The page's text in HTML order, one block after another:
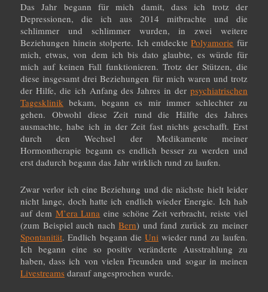
Das Jahr begann für mich damit, dass ich trotz der
Depressionen, die ich aus 2014 mitbrachte und die
schlimmer und schlimmer wurden, in zwei weitere
Beziehungen hinein stolperte. Ich entdecktePolyamorie für
mich, etwas, von dem ich bis dato glaubte, es würde für
mich auf keinen Fall funktionieren. Trotz der Stützen, die
diese insgesamt drei Beziehungen für mich waren und trotz
der Hilfe, die ich Anfang des Jahres in der psychiatrischen
Tagesklinik bekam, begann es mir immer schlechter zu
gehen. Obwohl diese Zeit rund die Hälfte des Jahres
ausmachte, habe ich in der Zeit fast nichts geschafft. Erst
durch den Wechsel der Medikamente meiner
Hormontherapie begann es endlich besser zu werden und
erst dadurch begann das Jahr wirklich rund zu laufen.
Zwar verlor ich eine Beziehung und die nächste hielt leider
nicht lange, doch hatte ich endlich wieder Energie. Ich hab
auf dem M’era Luna eine schöne Zeit verbracht, reiste viel
(zum Beispiel auch nachBern) und fand zurück zu meiner
Spontanität. Endlich begann die Uni wieder rund zu laufen.
Ich begann eine so positiv veränderte Ausstrahlung zu
haben, dass ich von vielen Freunden und sogar in meinen
Livestreams darauf angesprochen wurde.